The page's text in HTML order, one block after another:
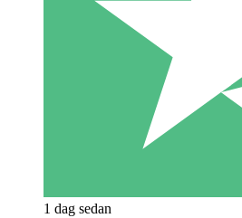
1 dag sedan